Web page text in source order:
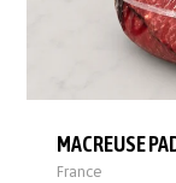
MACREUSE
France